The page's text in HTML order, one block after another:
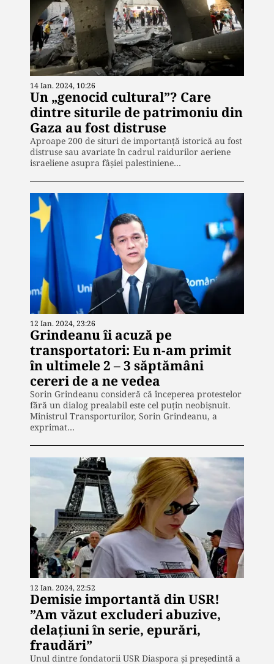
14 Ian. 2024, 10:26
Un „genocid cultural”? Care
dintre siturile de patrimoniu din
Gaza au fost distruse
Aproape 200 de situri de importanță istorică au fost
distruse sau avariate în cadrul raidurilor aeriene
israeliene asupra fâșiei palestiniene…
12 Ian. 2024, 23:26
Grindeanu îi acuză pe
transportatori: Eu n-am primit
în ultimele 2 – 3 săptămâni
cereri de a ne vedea
Sorin Grindeanu consideră că începerea protestelor
fără un dialog prealabil este cel puțin neobișnuit.
Ministrul Transporturilor, Sorin Grindeanu, a
exprimat…
12 Ian. 2024, 22:52
Demisie importantă din USR!
”Am văzut excluderi abuzive,
delațiuni în serie, epurări,
fraudări”
Unul dintre fondatorii USR Diaspora și președintă a